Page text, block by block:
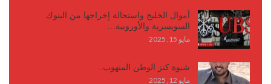
أموال الخليج واستحالة إخراجها من البنوك
السويسرية والأوروبية…
مايو 15, 2025
شبوة كنز الوطن المنهوب..
مايو 12, 2025